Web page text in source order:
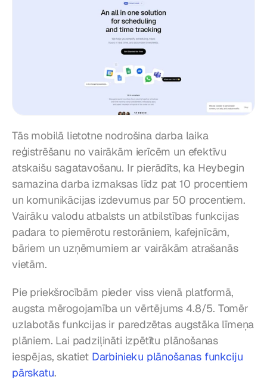
Tās mobilā lietotne nodrošina darba laika
reģistrēšanu no vairākām ierīcēm un efektīvu
atskaišu sagatavošanu. Ir pierādīts, ka Heybegin
samazina darba izmaksas līdz pat 10 procentiem
un komunikācijas izdevumus par 50 procentiem.
Vairāku valodu atbalsts un atbilstības funkcijas
padara to piemērotu restorāniem, kafejnīcām,
bāriem un uzņēmumiem ar vairākām atrašanās
vietām.
Pie priekšrocībām pieder viss vienā platformā,
augsta mērogojamība un vērtējums 4.8/5. Tomēr
uzlabotās funkcijas ir paredzētas augstāka līmeņa
plāniem. Lai padziļināti izpētītu plānošanas
iespējas, skatiet Darbinieku plānošanas funkciju
pārskatu.